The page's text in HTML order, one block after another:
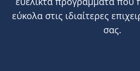
εύκολα στις ιδιαίτερες
σας.